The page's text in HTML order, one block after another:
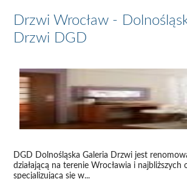
Drzwi Wrocław -
Drzwi DGD
DGD Dolnośląska Galeria Drzwi jest
działającą na terenie Wrocławia i najbliższych
specjalizującą się w...